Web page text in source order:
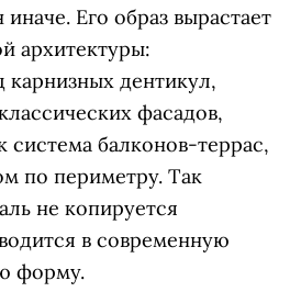
Его образ вырастает
архитектуры:
карнизных дентикул,
фасадов,
система балконов-террас,
по периметру. Так
не копируется
в современную
форму.